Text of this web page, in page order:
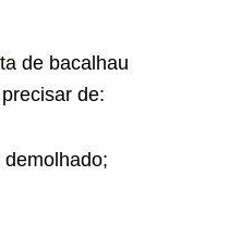
de bacalhau
de: